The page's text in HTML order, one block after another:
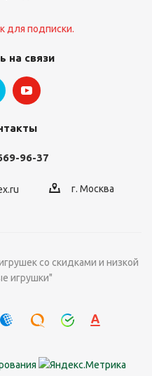
для подписки.
на связи
96-37
г. Москва
со скидками и низкой
игрушки"